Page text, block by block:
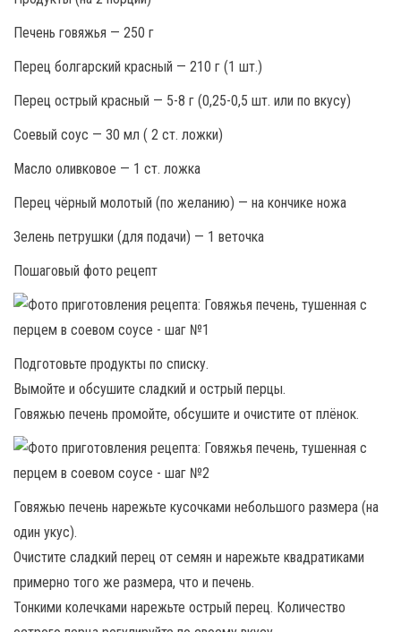
Печень говяжья — 250 г
Перец болгарский красный — 210 г (1 шт.)
Перец острый красный — 5-8 г (0,25-0,5 шт. или по вкусу)
Соевый соус — 30 мл ( 2 ст. ложки)
Масло оливковое — 1 ст. ложка
Перец чёрный молотый (по желанию) — на кончике ножа
Зелень петрушки (для подачи) — 1 веточка
Пошаговый фото рецепт
Подготовьте продукты по списку.
Вымойте и обсушите сладкий и острый перцы.
Говяжью печень промойте, обсушите и очистите от плёнок.
Говяжью печень нарежьте кусочками небольшого размера (на
один укус).
Очистите сладкий перец от семян и нарежьте квадратиками
примерно того же размера, что и печень.
Тонкими колечками нарежьте острый перец. Количество